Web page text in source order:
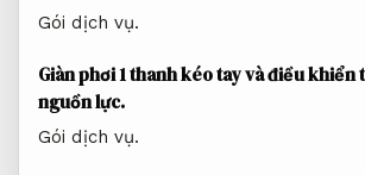
Gói dịch vụ.
Giàn phơi 1 thanh kéo tay và điều khiển
nguồn lực.
Gói dịch vụ.